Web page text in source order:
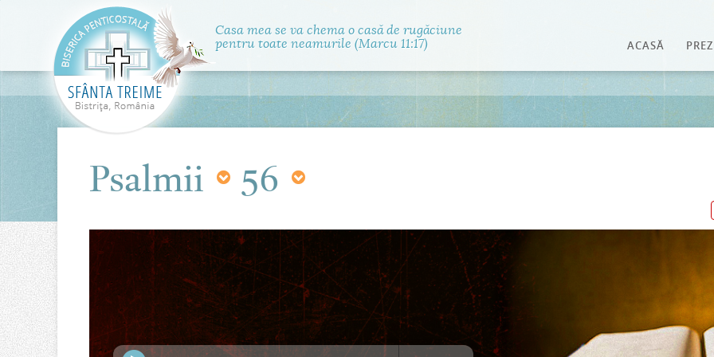
Casa mea se va chema o casă de rugăciune
pentru toate neamurile (Marcu 11:17)
ACASĂ
Psalmii 56